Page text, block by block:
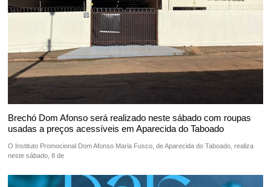
Brechó Dom Afonso será realizado neste sábado com roupas
usadas a preços acessíveis em Aparecida do Taboado
O Instituto Promocional Dom Afonso Maria Fusco, de Aparecida do Taboado, realiza
neste sábado, 8 de